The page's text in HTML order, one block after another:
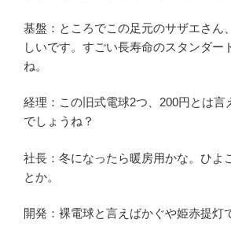
基盤：ところでこの足元のサザエさん
しいです。すごい長寿命のスタンダー
ね。
経理：この旧式電球2つ、200円とは言
でしょうね？
社長：冬になったら暖房用かな。ひよ
とか。
開発：裸電球と言えばかぐや姫赤提灯